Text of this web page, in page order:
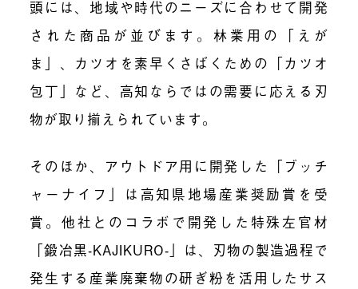
頭には、地域や時代のニーズに合わせて開発
された商品が並びます。林業用の「えが
ま」、カツオを素早くさばくための「カツオ
包丁」など、高知ならではの需要に応える刃
物が取り揃えられています。
そのほか、アウトドア用に開発した「ブッチ
ャーナイフ」は高知県地場産業奨励賞を受
賞。他社とのコラボで開発した特殊左官材
「鍛冶黒-KAJIKURO-」は、刃物の製造過程で
発生する産業廃棄物の研ぎ粉を活用したサス